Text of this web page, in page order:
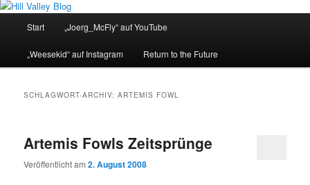
Start „Joerg_McFly“ auf YouTube
„Weesekid“ auf Instagram Return to the Future
SCHLAGWORT-ARCHIV:ARTEMIS FOWL
Artemis Fowls Zeitsprünge
Veröffentlicht am2. August 2008